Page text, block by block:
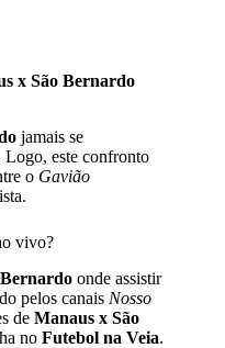
x São Bernardo
jamais se
Logo, este confronto
o Gavião
vivo?
onde assistir
pelos canais Nosso
de Manaus x São
no Futebol na Veia.